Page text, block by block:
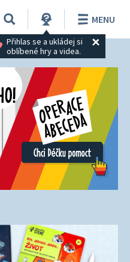
Přihlas se a ukládej si
oblíbené hry a videa.
MENU